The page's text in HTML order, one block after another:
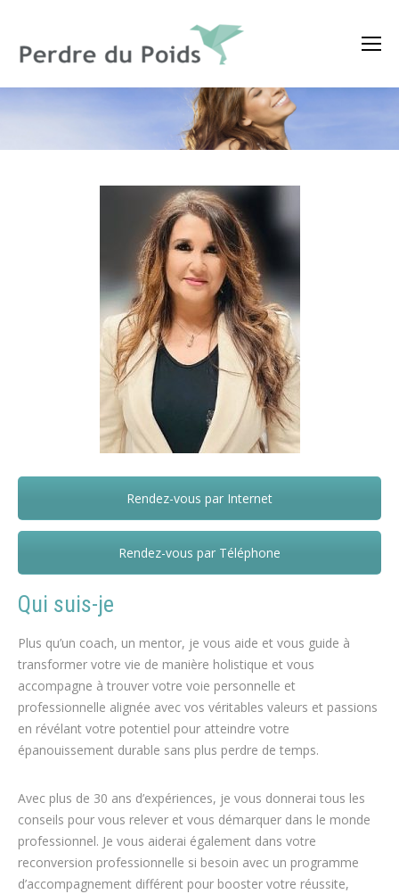
Ruth Bono – Mons – Saint Ghislain
Qui suis-je
Plus qu’un coach, un mentor, je vous aide et vous guide à
transformer votre vie de manière holistique et vous
accompagne à trouver votre voie personnelle et
professionnelle alignée avec vos véritables valeurs et passions
en révélant votre potentiel pour atteindre votre
épanouissement durable sans plus perdre de temps.
Avec plus de 30 ans d’expériences, je vous donnerai tous les
conseils pour vous relever et vous démarquer dans le monde
professionnel. Je vous aiderai également dans votre
reconversion professionnelle si besoin avec un programme
d’accompagnement différent pour booster votre réussite,
Rendez-vous par Internet
Rendez-vous par Téléphone